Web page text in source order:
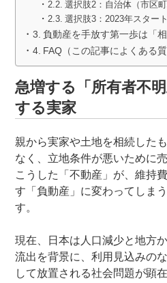
選択肢2：自治体（市区
選択肢3：2023年スター
負動産を手放す第一歩は「
FAQ（この記事によくある質
急増する「所有者不
する実家
親から実家や土地を相続した
なく、立地条件が悪いために
こうした「不動産」が、維持
す「負動産」に変わってしま
す。
現在、日本は人口減少と地方
流出を背景に、利用見込みの
して放置される社会問題が顕